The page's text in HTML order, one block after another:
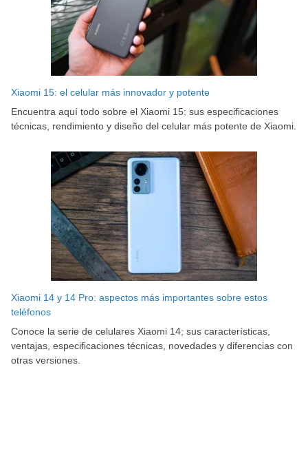
Xiaomi 15: el celular más innovador y potente
Encuentra aquí todo sobre el Xiaomi 15: sus especificaciones
técnicas, rendimiento y diseño del celular más potente de Xiaomi.
Xiaomi 14 y 14 Pro: aspectos más importantes sobre estos
teléfonos
Conoce la serie de celulares Xiaomi 14; sus características,
ventajas, especificaciones técnicas, novedades y diferencias con
otras versiones.